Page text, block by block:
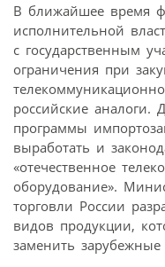
В ближайшее время
исполнительной
с государственным
ограничения при
российские аналоги.
программы
выработать и
«отечественное
оборудование».
торговли России
видов продукции,
заменить зарубежные